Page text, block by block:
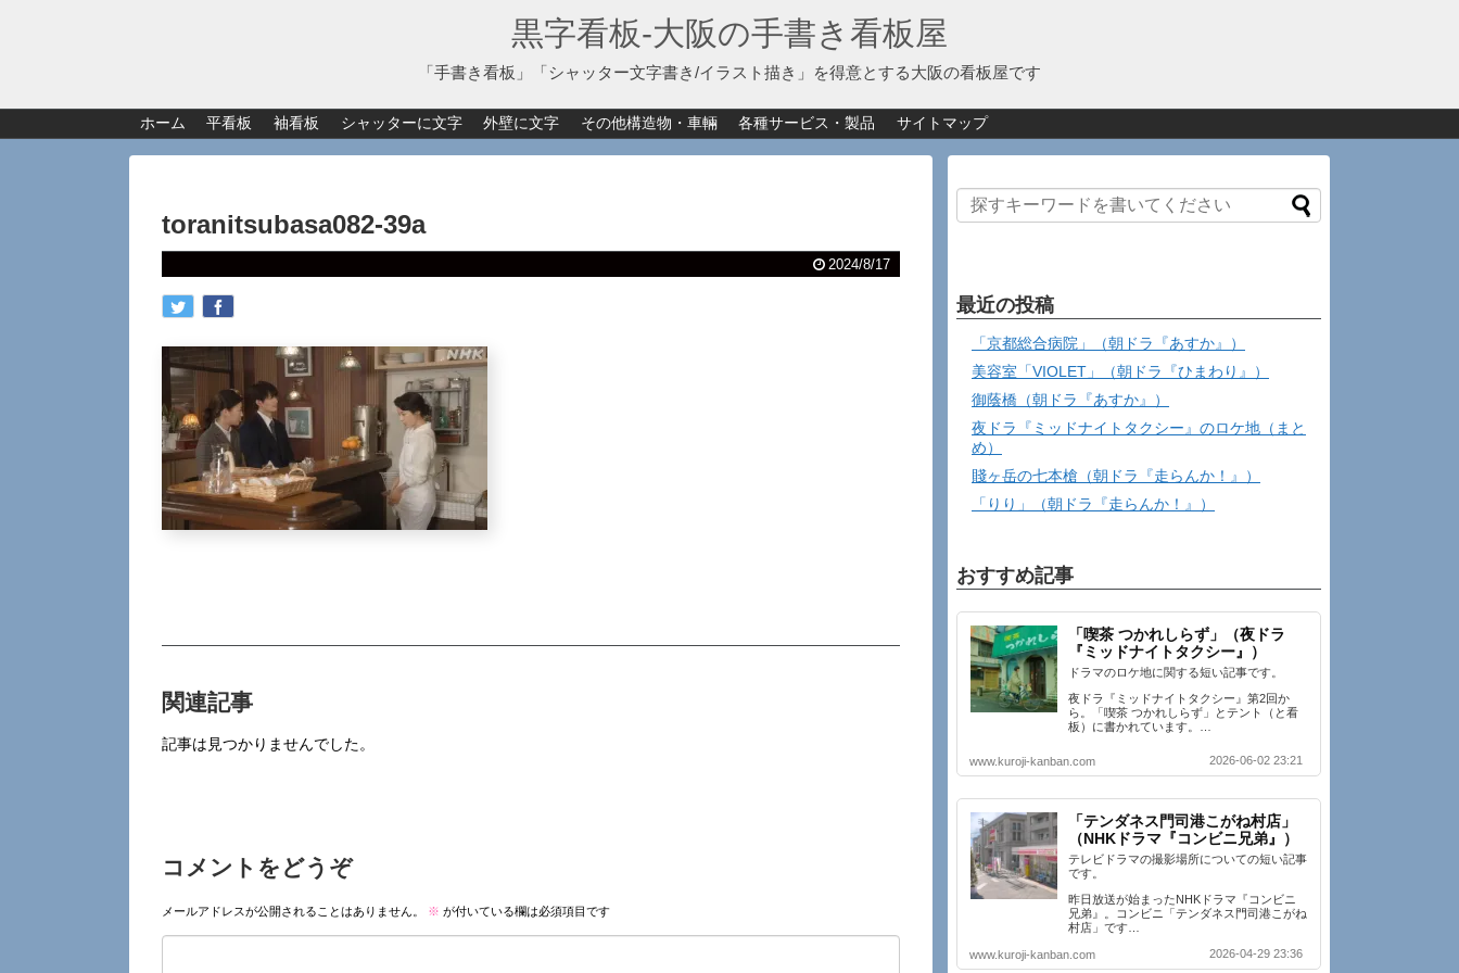
黒字看板‐大阪の手書き看板屋
「手書き看板」「シャッター文字書き/イラスト描き」を得意とする大阪の看板屋です
ホーム 平看板 袖看板 シャッターに文字 外壁に文字 その他構造物・車輛 各種サービス・製品 サイトマップ
toranitsubasa082-39a
2024/8/17
関連記事
記事は見つかりませんでした。
コメントをどうぞ
メールアドレスが公開されることはありません。 ※ が付いている欄は必須項目です
最近の投稿
「京都総合病院」（朝ドラ『あすか』）
美容室「VIOLET」（朝ドラ『ひまわり』）
御蔭橋（朝ドラ『あすか』）
夜ドラ『ミッドナイトタクシー』のロケ地（まと
め）
賤ヶ岳の七本槍（朝ドラ『走らんか！』）
「りり」（朝ドラ『走らんか！』）
おすすめ記事
「喫茶 つかれしらず」（夜ドラ
『ミッドナイトタクシー』）
ドラマのロケ地に関する短い記事です。
夜ドラ『ミッドナイトタクシー』第2回か
ら。「喫茶 つかれしらず」とテント（と看
板）に書かれています。…
www.kuroji-kanban.com 2026-06-02 23:21
「テンダネス門司港こがね村店」
（NHKドラマ『コンビニ兄弟』）
テレビドラマの撮影場所についての短い記事
です。
昨日放送が始まったNHKドラマ『コンビニ
兄弟』。コンビニ「テンダネス門司港こがね
村店」です…
www.kuroji-kanban.com 2026-04-29 23:36